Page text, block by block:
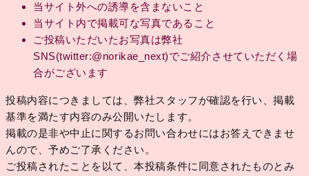
当サイト外への誘導を含まないこと
当サイト内で掲載可な写真であること
ご投稿いただいたお写真は弊社
SNS(twitter:@norikae_next)でご紹介させていただく場
合がございます
投稿内容につきましては、弊社スタッフが確認を行い、掲載
基準を満たす内容のみ公開いたします。
掲載の是非や中止に関するお問い合わせにはお答えできませ
んので、予めご了承ください。
ご投稿されたことを以て、本投稿条件に同意されたものとみ